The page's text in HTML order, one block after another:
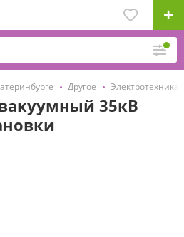
Другое Электротехника
35кВ